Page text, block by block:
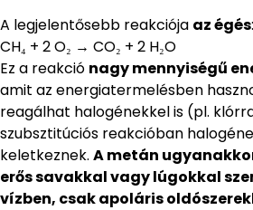
A legjelentősebb reakciója az égés:
CH₄ + 2 O₂ → CO₂ + 2 H₂O
Ez a reakció nagy mennyiségű
amit az energiatermelésben
reagálhat halogénekkel is (pl.
szubsztitúciós reakcióban
keletkeznek. A metán
erős savakkal vagy lúgokkal
vízben, csak apoláris